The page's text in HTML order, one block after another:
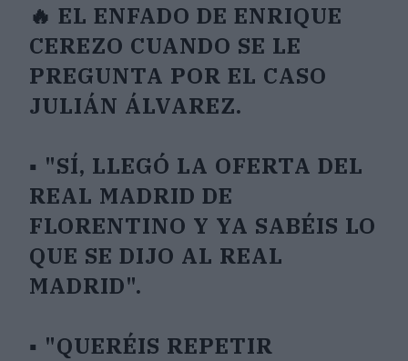
🔥 EL ENFADO DE ENRIQUE
CEREZO CUANDO SE LE
PREGUNTA POR EL CASO
JULIÁN ÁLVAREZ.
▪️ "SÍ, LLEGÓ LA OFERTA DEL
REAL MADRID DE
FLORENTINO Y YA SABÉIS LO
QUE SE DIJO AL REAL
MADRID".
▪️ "QUERÉIS REPETIR